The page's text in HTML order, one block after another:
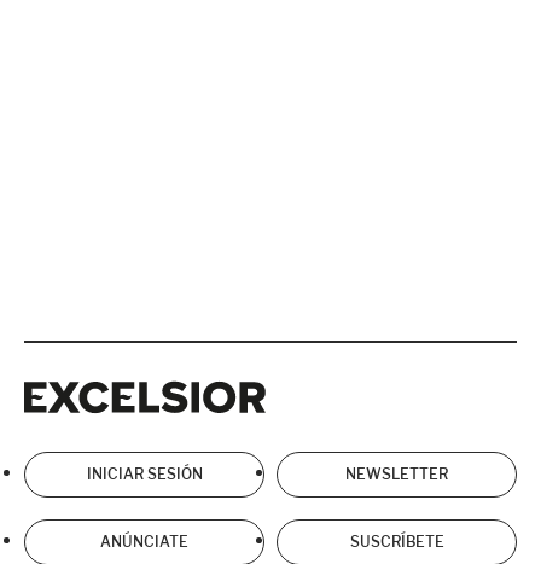
INICIAR SESIÓN NEWSLETTER
ANÚNCIATE SUSCRÍBETE